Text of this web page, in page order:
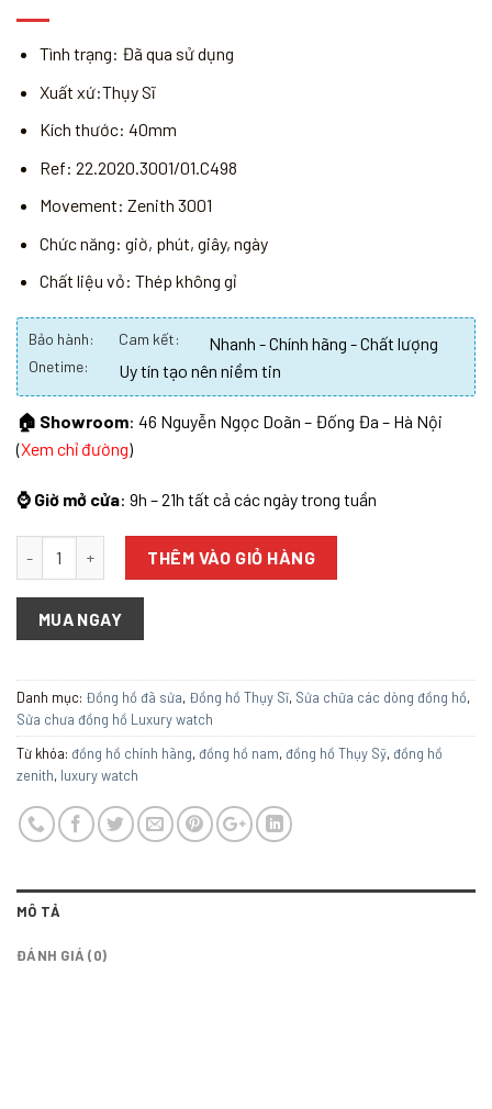
Tình trạng: Đã qua sử dụng
Xuất xứ:Thụy Sĩ
Kích thước: 40mm
Ref: 22.2020.3001/01.C498
Movement: Zenith 3001
Chức năng: giờ, phút, giây, ngày
Chất liệu vỏ: Thép không gỉ
Bảo hành: Cam kết: Nhanh - Chính hãng - Chất lượng
Onetime: Uy tín tạo nên niềm tin
🏠 Showroom: 46 Nguyễn Ngọc Doãn – Đống Đa – Hà Nội
(Xem chỉ đường)
⌚ Giờ mở cửa: 9h – 21h tất cả các ngày trong tuần
THÊM VÀO GIỎ HÀNG
MUA NGAY
Danh mục: Đồng hồ đã sửa, Đồng hồ Thụy Sĩ, Sửa chữa các dòng đồng hồ,
Sửa chưa đồng hồ Luxury watch
Từ khóa: đồng hồ chính hãng,đồng hồ nam,đồng hồ Thụy Sỹ,đồng hồ
zenith, luxury watch
MÔ TẢ
ĐÁNH GIÁ (0)